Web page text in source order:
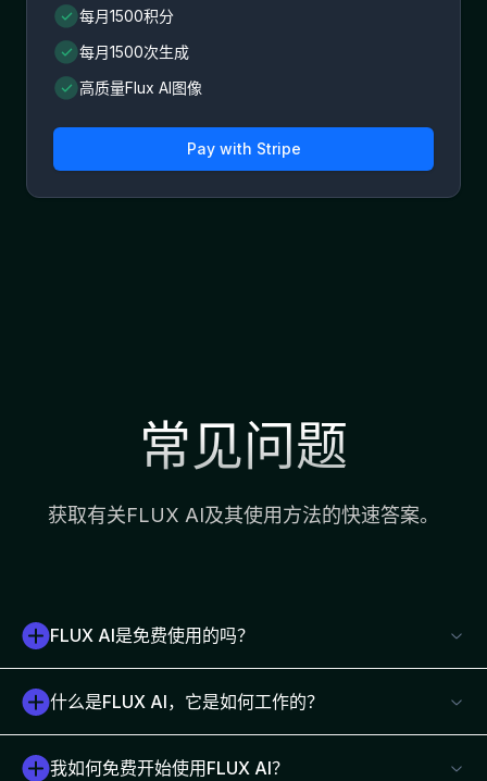
每月1500积分
每月1500次生成
高质量Flux AI图像
Pay with Stripe
常见问题
获取有关FLUX AI及其使用方法的快速答案。
FLUX AI是免费使用的吗？
什么是FLUX AI，它是如何工作的？
我如何免费开始使用FLUX AI？